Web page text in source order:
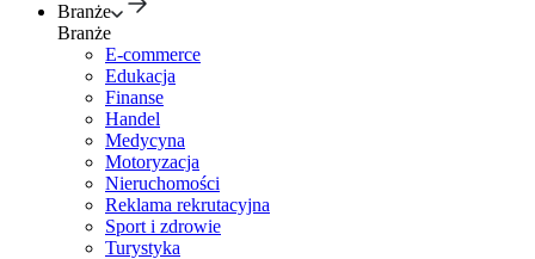
Branże
Branże
E-commerce
Edukacja
Finanse
Handel
Medycyna
Motoryzacja
Nieruchomości
Reklama rekrutacyjna
Sport i zdrowie
Turystyka